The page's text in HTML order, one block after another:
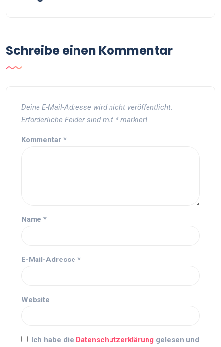
Schreibe einen Kommentar
Deine E-Mail-Adresse wird nicht veröffentlicht.
Erforderliche Felder sind mit *markiert
Kommentar *
Name *
E-Mail-Adresse *
Website
Ich habe die Datenschutzerklärung gelesen und